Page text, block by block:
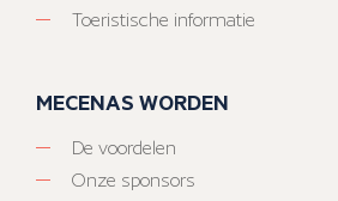
Toeristische informatie
MECENAS WORDEN
De voordelen
Onze sponsors